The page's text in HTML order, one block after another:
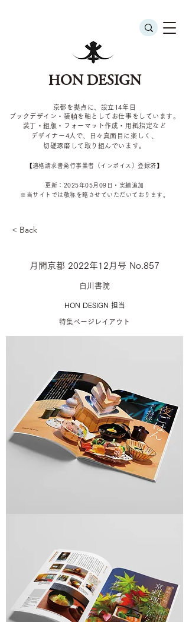
HON DESIGN
京都を拠点に、設立14年目
ブックデザイン・装幀を軸としてお仕事をしています。
装丁・組版・フォーマット作成・用紙指定など
デザイナー4 人で、日々真面目に楽しく、
切磋琢磨して取り組んでいます。
​【適格請求書発行事業者（インボイス）登録済】
更新：2025年05 月09 日・実績追加
​※当サイトでは敬称を 略させていただいております。
< Back
月間京都 2022年12月号 No.857
白川書院
HON DESIGN​ 担当
特集ページレイアウト